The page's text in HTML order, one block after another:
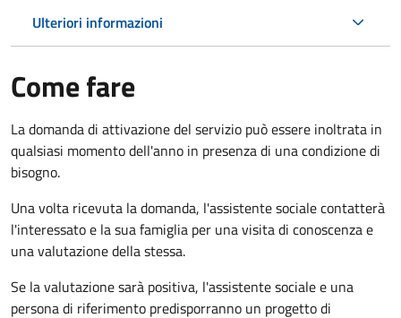
Ulteriori informazioni
Come fare
La domanda di attivazione del servizio può essere inoltrata in
qualsiasi momento dell'anno in presenza di una condizione di
bisogno.
Una volta ricevuta la domanda, l'assistente sociale contatterà
l'interessato e la sua famiglia per una visita di conoscenza e
una valutazione della stessa.
Se la valutazione sarà positiva, l'assistente sociale e una
persona di riferimento predisporranno un progetto di